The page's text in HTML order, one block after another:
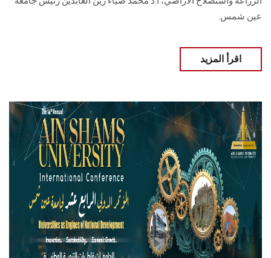
عين شمس.
اقرأ المزيد